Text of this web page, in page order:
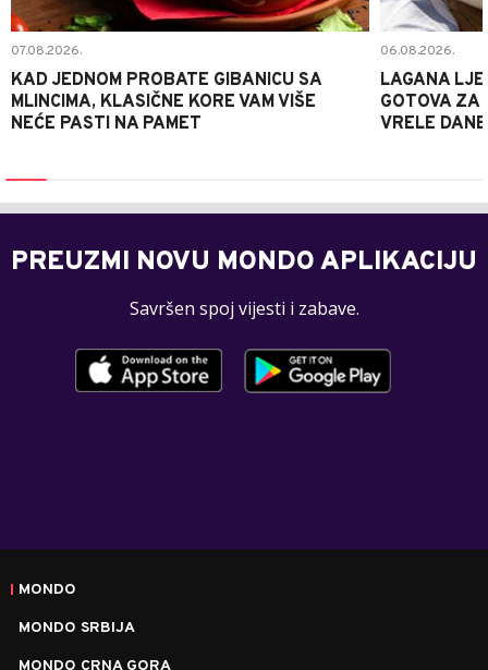
07.08.2026.
KAD JEDNOM PROBATE GIBANICU SA
MLINCIMA, KLASIČNE KORE VAM VIŠE
NEĆE PASTI NA PAMET
06.08.2026.
LAGANA
GOTOVA ZA
VRELE DANE
PREUZMI NOVU MONDO APLIKACIJU
Savršen spoj vijesti i zabave.
MONDO
MONDO SRBIJA
MONDO CRNA GORA